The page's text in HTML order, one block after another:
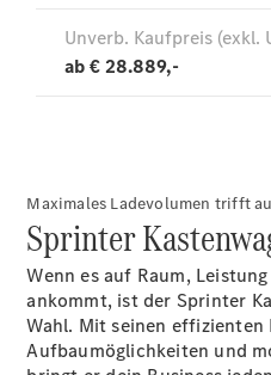
Zubehör
Transporter-
Services
Mercedes-
Benz
Qualität
vereinbaren
Maximales Ladevolumen trifft
Sprinter
Wenn es auf Raum,
ankommt, ist der Sprinter
Wahl. Mit seinen
Aufbaumöglichkeiten und